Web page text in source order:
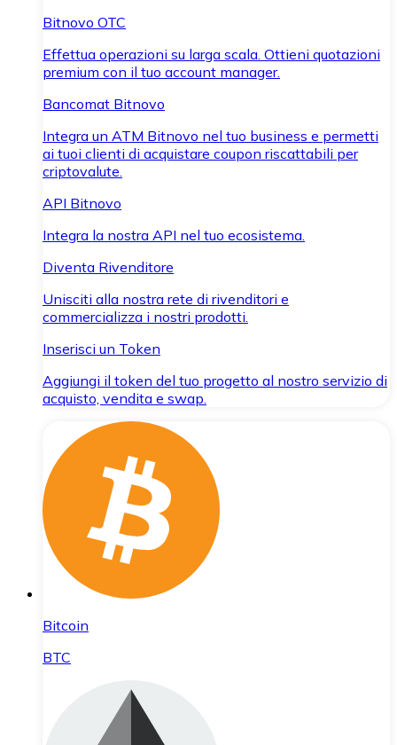
Bitnovo OTC
Effettua operazioni su larga scala. Ottieni quotazioni
premium con il tuo account manager.
Bancomat Bitnovo
Integra un ATM Bitnovo nel tuo business e permetti
ai tuoi clienti di acquistare coupon riscattabili per
criptovalute.
API Bitnovo
Integra la nostra API nel tuo ecosistema.
Diventa Rivenditore
Unisciti alla nostra rete di rivenditori e
commercializza i nostri prodotti.
Inserisci un Token
Aggiungi il token del tuo progetto al nostro servizio di
acquisto, vendita e swap.
Bitcoin
BTC